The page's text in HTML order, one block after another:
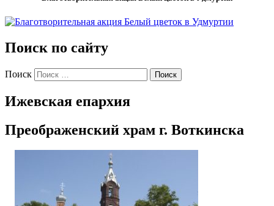
Поиск по сайту
Поиск
Ижевская епархия
Преображенский храм г. Воткинска